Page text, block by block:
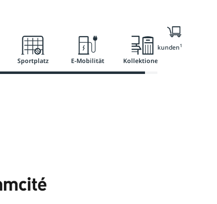
Sportplatz E-Mobilität Kollektionen
Nur für Geschäftskunden1